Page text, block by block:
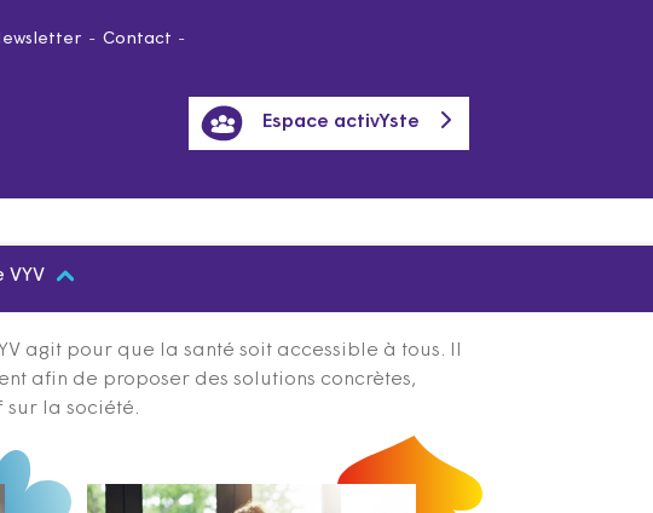
Contact
Espace activYste
VYV
agit pour que la santé soit accessible à tous. Il
afin de proposer des solutions concrètes,
sur la société.